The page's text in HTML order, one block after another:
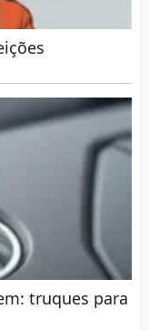
truques para